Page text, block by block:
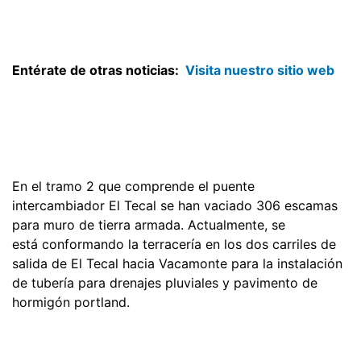
Entérate de otras noticias: Visita nuestro sitio web
En el tramo 2 que comprende el puente
intercambiador El Tecal se han vaciado 306 escamas
para muro de tierra armada. Actualmente, se
está conformando la terracería en los dos carriles de
salida de El Tecal hacia Vacamonte para la instalación
de tubería para drenajes pluviales y pavimento de
hormigón portland.